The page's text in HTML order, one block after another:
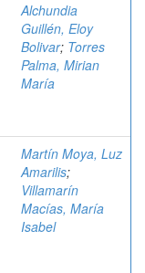
Alchundia
Guillén, Eloy
Bolivar; Torres
Palma, Mirian
María
Martín Moya, Luz
Amarilis;
Villamarín
Macías, María
Isabel